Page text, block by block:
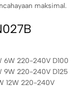
maksimal.
6W 220-240V D100
9W 220-240V D125
12W 220-240V